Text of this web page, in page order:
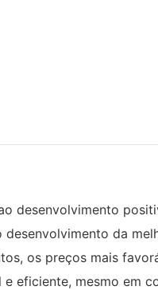
desenvolvimento
da
os preços mais
eficiente, mesmo em